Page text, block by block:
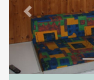
Previous